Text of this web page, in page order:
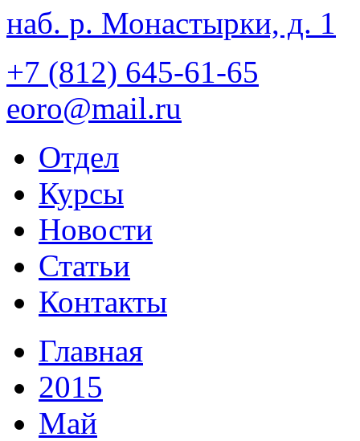
наб. р. Монастырки, д. 1
+7 (812) 645-61-65
eoro@mail.ru
Отдел
Курсы
Новости
Статьи
Контакты
Главная
2015
Май